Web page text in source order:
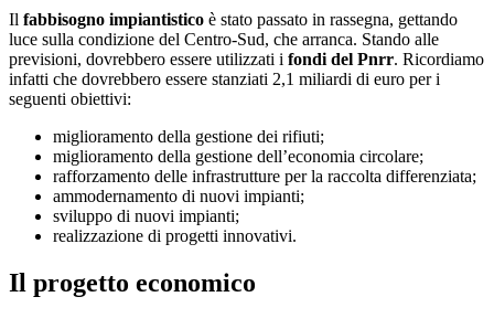
Il fabbisogno impiantistico è stato passato in rassegna, gettando
luce sulla condizione del Centro-Sud, che arranca. Stando alle
previsioni, dovrebbero essere utilizzati i fondi del Pnrr. Ricordiamo
infatti che dovrebbero essere stanziati 2,1 miliardi di euro per i
seguenti obiettivi:
miglioramento della gestione dei rifiuti;
miglioramento della gestione dell’economia circolare;
rafforzamento delle infrastrutture per la raccolta differenziata;
ammodernamento di nuovi impianti;
sviluppo di nuovi impianti;
realizzazione di progetti innovativi.
Il progetto economico